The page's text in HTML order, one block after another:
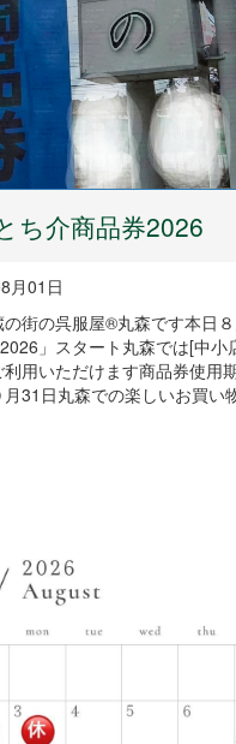
ち介商品券2026
月01日
街の呉服屋®丸森です本日
」スタート丸森では[中小
用いただけます商品券使用
31日丸森での楽しいお買い